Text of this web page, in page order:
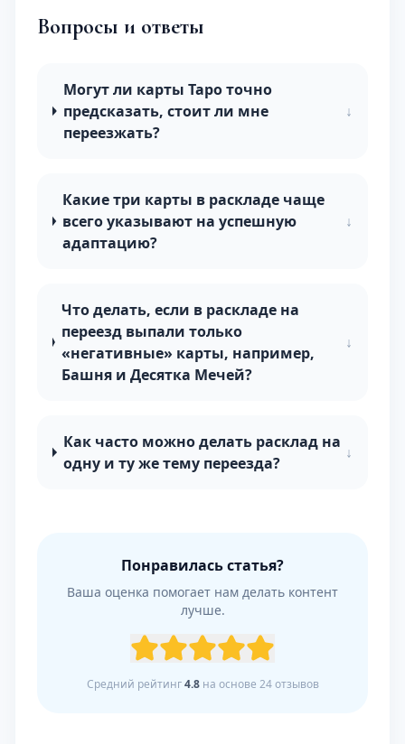
Вопросы и ответы
Могут ли карты Таро точно
предсказать, стоит ли мне
переезжать?
↓
Какие три карты в раскладе чаще
всего указывают на успешную
адаптацию?
↓
Что делать, если в раскладе на
переезд выпали только
«негативные» карты, например,
Башня и Десятка Мечей?
↓
Как часто можно делать расклад на
одну и ту же тему переезда?
↓
Понравилась статья?
Ваша оценка помогает нам делать контент
лучше.
Средний рейтинг4.8на основе 24отзывов